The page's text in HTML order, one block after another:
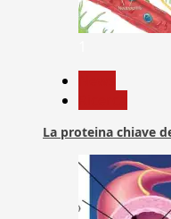
La proteina chiave